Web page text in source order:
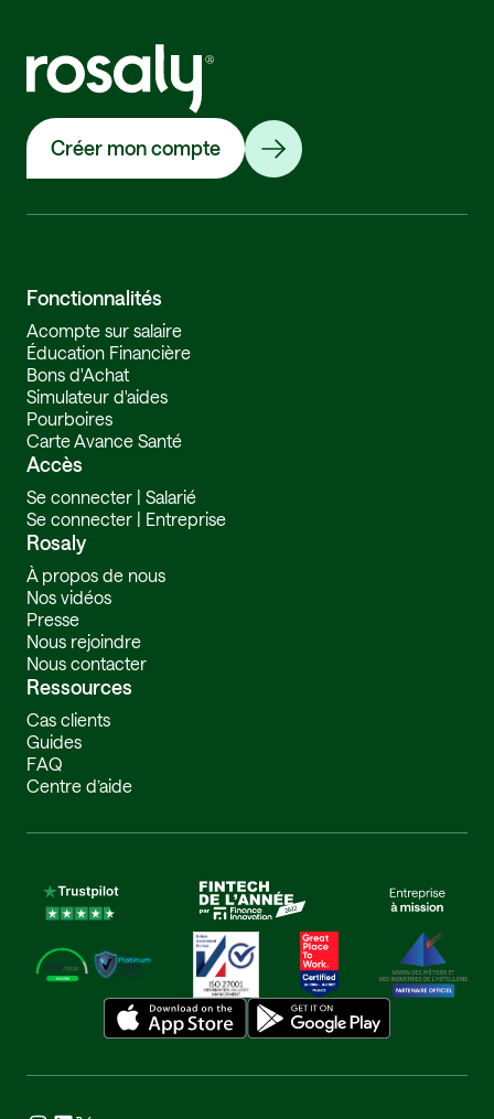
Créer mon compte
Fonctionnalités
Acompte sur salaire
Éducation Financière
Bons d'Achat
Simulateur d'aides
Pourboires
Carte Avance Santé
Accès
Se connecter | Salarié
Se connecter | Entreprise
Rosaly
À propos de nous
Nos vidéos
Presse
Nous rejoindre
Nous contacter
Ressources
Cas clients
Guides
FAQ
Centre d’aide